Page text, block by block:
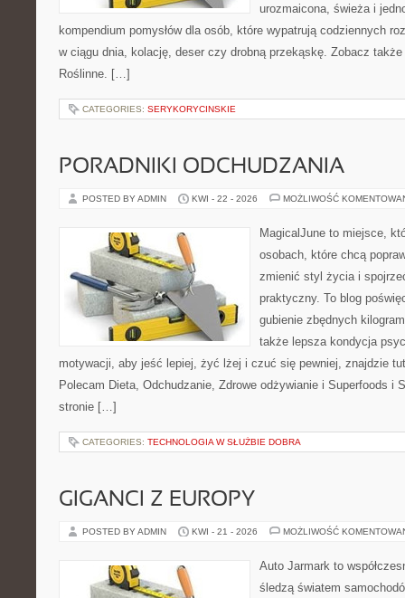
urozmaicona, świeża i
kompendium pomysłów dla osób, które wypatrują codziennych
w ciągu dnia, kolację, deser czy drobną przekąskę. Zobacz
Roślinne. […]
CATEGORIES: SERYKORYCINSKIE
PORADNIKI ODCHUDZANIA
POSTED BY ADMIN KWI - 22 - 2026 MOŻLIWOŚĆ
MagicalJune to miejsce,
osobach, które chcą
zmienić styl życia i
praktyczny. To blog
gubienie zbędnych
także lepsza kondycja
motywacji, aby jeść lepiej, żyć lżej i czuć się pewniej, znajdzie
Polecam Dieta, Odchudzanie, Zdrowe odżywianie i Superfoods i
stronie […]
CATEGORIES: TECHNOLOGIA W SŁUŻBIE DOBRA
GIGANCI Z EUROPY
POSTED BY ADMIN KWI - 21 - 2026 MOŻLIWOŚĆ
Auto Jarmark to
śledzą światem